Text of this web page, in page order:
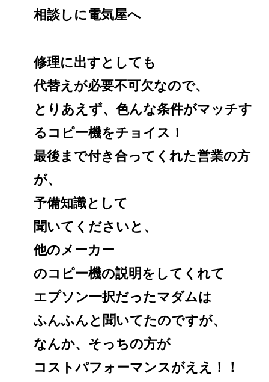
相談しに電気屋へ
修理に出すとしても
代替えが必要不可欠なので、
とりあえず、色んな条件がマッチす
るコピー機をチョイス！
最後まで付き合ってくれた営業の方
が、
予備知識として
聞いてくださいと、
他のメーカー
のコピー機の説明をしてくれて
エプソン一択だったマダムは
ふんふんと聞いてたのですが、
なんか、そっちの方が
コストパフォーマンスがええ！！